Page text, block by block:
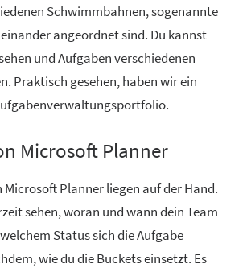
Schwimmbahnen, sogenannte
angeordnet sind. Du kannst
und Aufgaben verschiedenen
Praktisch gesehen, haben wir ein
Microsoft Planner
Microsoft Planner liegen auf der Hand.
sehen, woran und wann dein Team
Status sich die Aufgabe
wie du die Buckets einsetzt. Es